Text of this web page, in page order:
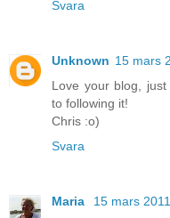
Svara
Unknown 15 mars
Love your blog,
to following it!
Chris :o)
Svara
Maria
15 mars